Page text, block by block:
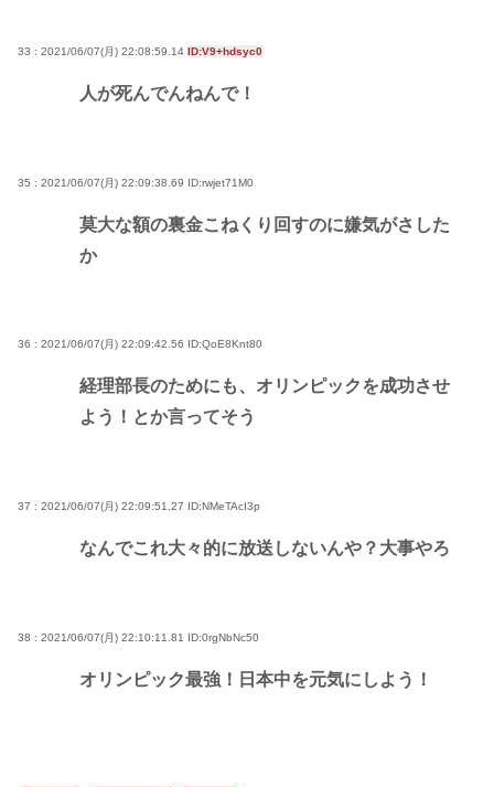
33 : 2021/06/07(月) 22:08:59.14 ID:V9+hdsyc0
人が死んでんねんで！
35 : 2021/06/07(月) 22:09:38.69 ID:rwjet71M0
莫大な額の裏金こねくり回すのに嫌気がさした
か
36 : 2021/06/07(月) 22:09:42.56 ID:QoE8Knt80
経理部長のためにも、オリンピックを成功させ
よう！とか言ってそう
37 : 2021/06/07(月) 22:09:51.27 ID:NMeTAcI3p
なんでこれ大々的に放送しないんや？大事やろ
38 : 2021/06/07(月) 22:10:11.81 ID:0rgNbNc50
オリンピック最強！日本中を元気にしよう！